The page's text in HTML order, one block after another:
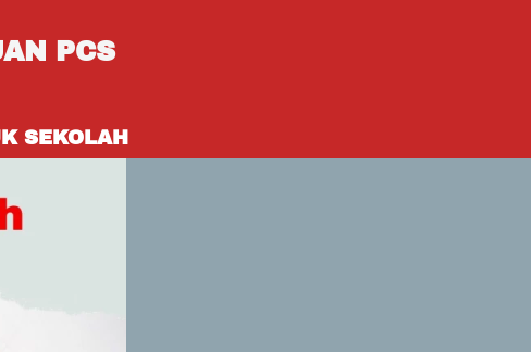
PCS
SEKOLAH